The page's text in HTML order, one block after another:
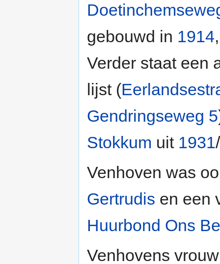
gebouwd in 1914
Verder staat een
lijst (
Gendringseweg 5
Stokkum uit 1931/
Venhoven was
Gertrudis en een
Huurbond Ons
Venhovens